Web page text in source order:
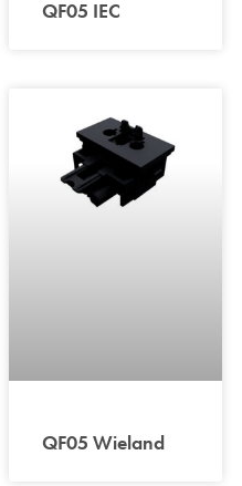
QF05 IEC
QF05 Wieland